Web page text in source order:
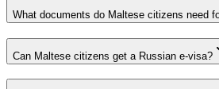
What documents do Maltese citizens need
Can Maltese citizens get a Russian e-visa?